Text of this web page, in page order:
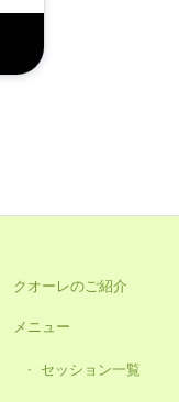
クオーレのご紹介
メニュー
セッション一覧